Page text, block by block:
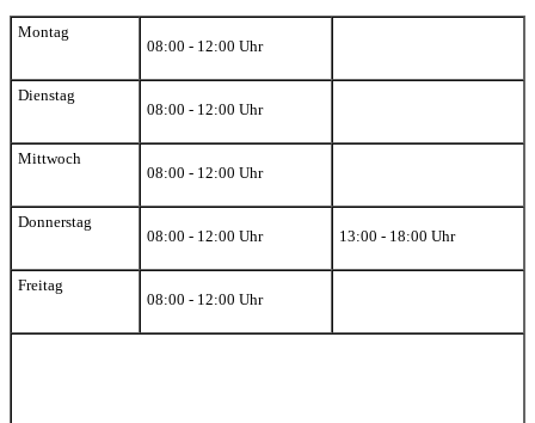
Montag
08:00 - 12:00 Uhr
Dienstag
08:00 - 12:00 Uhr
Mittwoch
08:00 - 12:00 Uhr
Donnerstag
08:00 - 12:00 Uhr
13:00 - 18:00 Uhr
Freitag
08:00 - 12:00 Uhr